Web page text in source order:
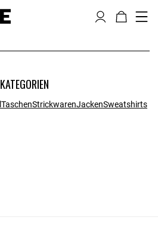
KATEGORIEN
TaschenStrickwarenJackenSweatshirts